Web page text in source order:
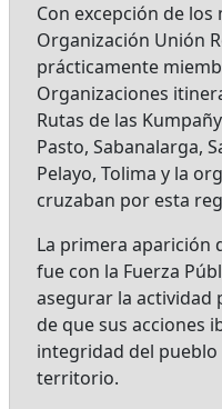
Con excepción de
Organización Unión
prácticamente
Organizaciones
Rutas de las
Pasto, Sabanalarga,
Pelayo, Tolima y la
cruzaban por esta
La primera aparición
fue con la Fuerza
asegurar la actividad
de que sus acciones
integridad del
territorio.